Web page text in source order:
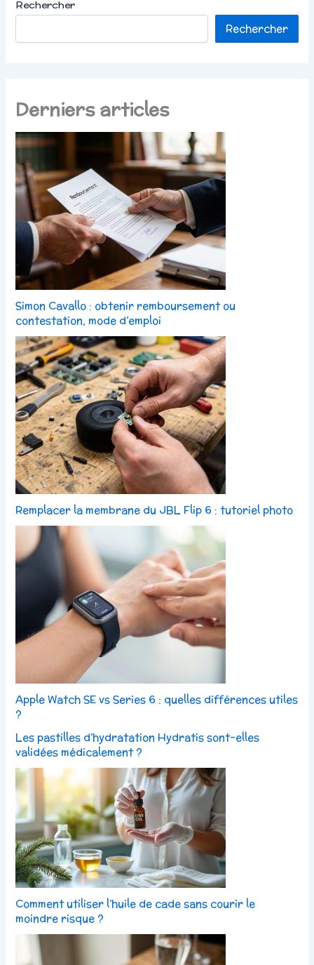
Rechercher
Rechercher
Derniers articles
Simon Cavallo : obtenir remboursement ou
contestation, mode d’emploi
Remplacer la membrane du JBL Flip 6 : tutoriel photo
Apple Watch SE vs Series 6 : quelles différences utiles
?
Les pastilles d’hydratation Hydratis sont-elles
validées médicalement ?
Comment utiliser l’huile de cade sans courir le
moindre risque ?